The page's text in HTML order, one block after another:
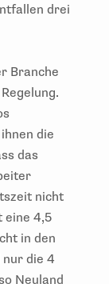
drei
Branche
die
das
nicht
eine 4,5
in den
die 4
Neuland